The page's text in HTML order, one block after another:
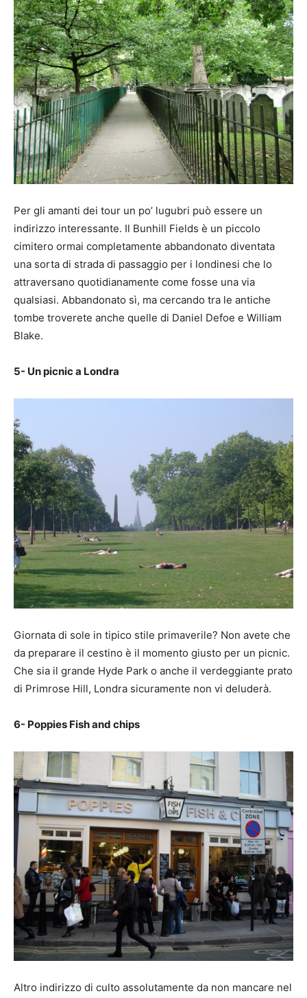
Per gli amanti dei tour un po’ lugubri può essere un
indirizzo interessante. Il Bunhill Fields è un piccolo
cimitero ormai completamente abbandonato diventata
una sorta di strada di passaggio per i londinesi che lo
attraversano quotidianamente come fosse una via
qualsiasi. Abbandonato sì, ma cercando tra le antiche
tombe troverete anche quelle di Daniel Defoe e William
Blake.
5- Un picnic a Londra
Giornata di sole in tipico stile primaverile? Non avete che
da preparare il cestino è il momento giusto per un picnic.
Che sia il grande Hyde Park o anche il verdeggiante prato
di Primrose Hill, Londra sicuramente non vi deluderà.
6- Poppies Fish and chips
Altro indirizzo di culto assolutamente da non mancare nel